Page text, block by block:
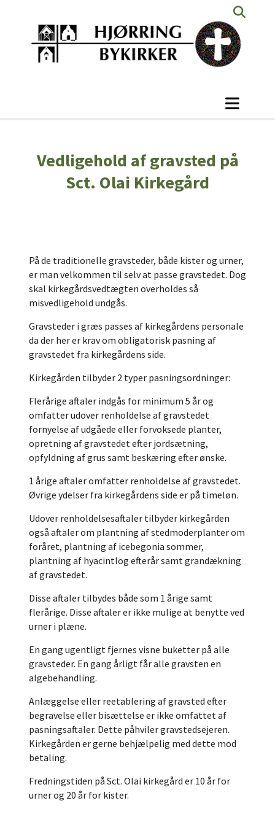
Vedligehold af gravsted på
Sct. Olai Kirkegård
På de traditionelle gravsteder, både kister og urner,
er man velkommen til selv at passe gravstedet. Dog
skal kirkegårdsvedtægten overholdes så
misvedligehold undgås.
Gravsteder i græs passes af kirkegårdens personale
da der her er krav om obligatorisk pasning af
gravstedet fra kirkegårdens side.
Kirkegården tilbyder 2 typer pasningsordninger:
Flerårige aftaler indgås for minimum 5 år og
omfatter udover renholdelse af gravstedet
fornyelse af udgåede eller forvoksede planter,
opretning af gravstedet efter jordsætning,
opfyldning af grus samt beskæring efter ønske.
1 årige aftaler omfatter renholdelse af gravstedet.
Øvrige ydelser fra kirkegårdens side er på timeløn.
Udover renholdelsesaftaler tilbyder kirkegården
også aftaler om plantning af stedmoderplanter om
foråret, plantning af icebegonia sommer,
plantning af hyacintlog efterår samt grandækning
af gravstedet.
Disse aftaler tilbydes både som 1 årige samt
flerårige. Disse aftaler er ikke mulige at benytte ved
urner i plæne.
En gang ugentligt fjernes visne buketter på alle
gravsteder. En gang årligt får alle gravsten en
algebehandling.
Anlæggelse eller reetablering af gravsted efter
begravelse eller bisættelse er ikke omfattet af
pasningsaftaler. Dette påhviler gravstedsejeren.
Kirkegården er gerne behjælpelig med dette mod
betaling.
Fredningstiden på Sct. Olai kirkegård er 10 år for
urner og 20 år for kister.